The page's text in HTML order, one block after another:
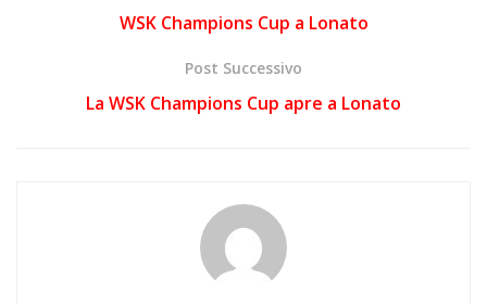
WSK Champions Cup a Lonato
Post Successivo
La WSK Champions Cup apre a Lonato